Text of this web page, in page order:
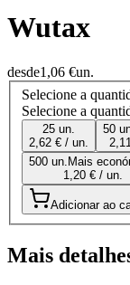
Wutax
desde1,06 €un.
Selecione a
Selecione a
25 un.
2,62 € / un.
50
500 un. Mais
1,20 € / un.
Adicionar ao
Mais